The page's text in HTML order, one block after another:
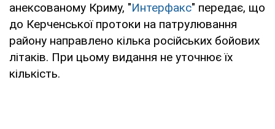
анексованому Криму, "Интерфакс" передає, що
до Керченської протоки на патрулювання
району направлено кілька російських бойових
літаків. При цьому видання не уточнює їх
кількість.